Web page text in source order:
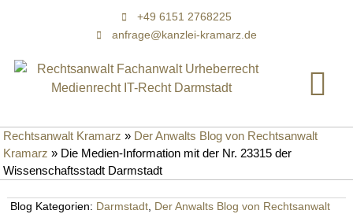
+49 6151 2768225
anfrage@kanzlei-kramarz.de
Rechtsanwalt Kramarz » Der Anwalts Blog von Rechtsanwalt
Kramarz » Die Medien-Information mit der Nr. 23315 der
Wissenschaftsstadt Darmstadt
Blog Kategorien: Darmstadt, Der Anwalts Blog von Rechtsanwalt